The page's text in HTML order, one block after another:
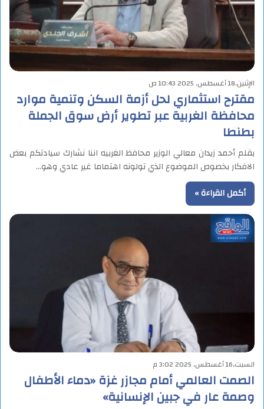
الإثنين,18 أغسطس, 2025 10:43 ص
مقترح استثماري لحل أزمة السكن وتنمية موارد
محافظة الغربية عبر تطوير أرض سوق الجملة
بطنطا
بقلم أحمد زيدان معالي الوزير محافظ الغربيه اننا نشارك سيادتكم بعض
الافكار بخصوص الموضوع الذي تولونه اهتماما غير عادي وهو…
أكمل القراءة »
السبت,16 أغسطس, 2025 3:02 م
الصمت العالمي أمام مجازر غزة «دماء الأطفال
وصمة عار في جبين الإنسانية»